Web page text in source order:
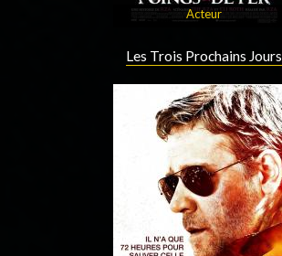
Acteur
Les Trois Prochains Jours